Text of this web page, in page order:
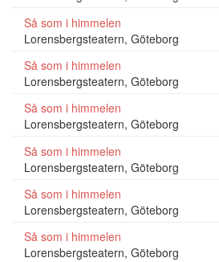
Så som i himmelen
Lorensbergsteatern, Göteborg
Så som i himmelen
Lorensbergsteatern, Göteborg
Så som i himmelen
Lorensbergsteatern, Göteborg
Så som i himmelen
Lorensbergsteatern, Göteborg
Så som i himmelen
Lorensbergsteatern, Göteborg
Så som i himmelen
Lorensbergsteatern, Göteborg